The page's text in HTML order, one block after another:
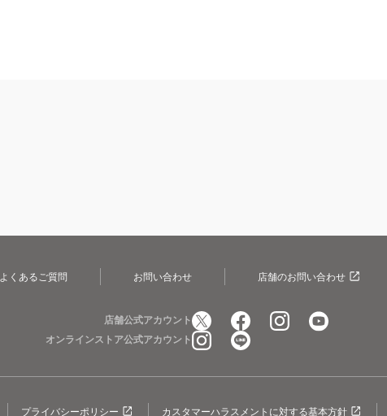
よくあるご質問 お問い合わせ 店舗のお問い合わせ
店舗公式アカウント
オンラインストア公式アカウント
プライバシーポリシー カスタマーハラスメントに対する基本方針